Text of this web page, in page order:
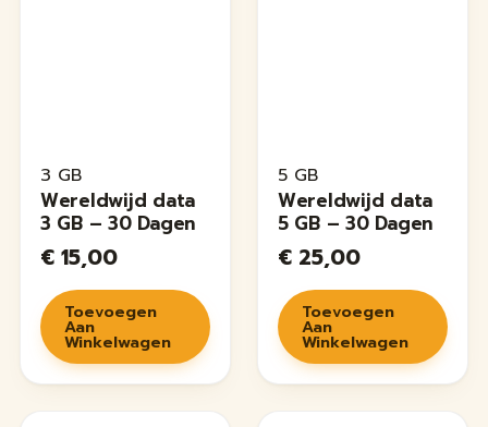
3 GB
Wereldwijd data
3 GB – 30 Dagen
€ 15,00
Toevoegen
Aan
Winkelwagen
5 GB
Wereldwijd data
5 GB – 30 Dagen
€ 25,00
Toevoegen
Aan
Winkelwagen